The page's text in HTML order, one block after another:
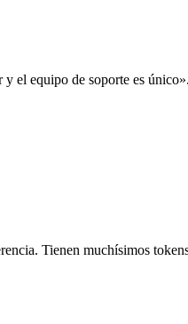
y el equipo de soporte es único».
Tienen muchísimos